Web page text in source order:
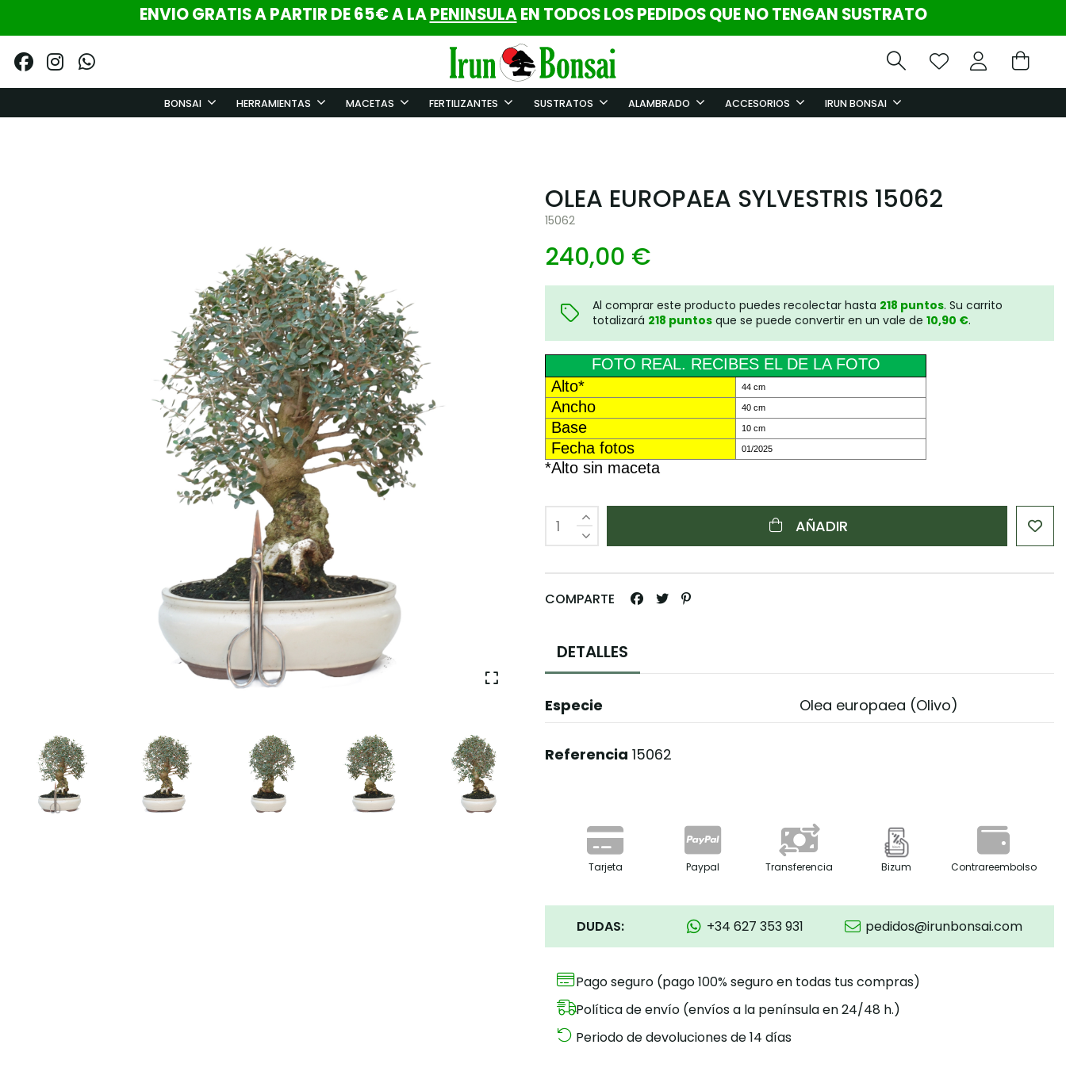
ENVIO GRATIS A PARTIR DE 65€ A LAPENINSULAEN TODOS LOS PEDIDOS QUE NO TENGAN SUSTRATO
BONSAI HERRAMIENTAS MACETAS FERTILIZANTES SUSTRATOS ALAMBRADO ACCESORIOS IRUN BONSAI
OLEA EUROPAEA SYLVESTRIS 15062
15062
240,00 €
Al comprar este producto puedes recolectar hasta 218 puntos. Su carrito
totalizará 218 puntos que se puede convertir en un vale de 10,90 €.
FOTO REAL. RECIBES EL DE LA FOTO
Alto*
44 cm
Ancho 40 cm
Base 10 cm
Fecha fotos 01/2025
*Alto sin maceta
AÑADIR
COMPARTE
DETALLES
Especie Olea europaea (Olivo)
Referencia 15062
Tarjeta Paypal Transferencia Bizum Contrareembolso
DUDAS: +34 627 353 931 pedidos@irunbonsai.com
Pago seguro (pago 100% seguro en todas tus compras)
Política de envío (envíos a la península en 24/48 h.)
Periodo de devoluciones de 14 días